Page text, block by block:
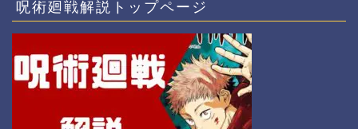
呪術廻戦解説トップページ